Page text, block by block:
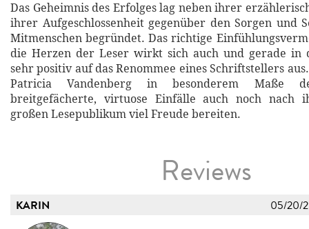
Das Geheimnis des Erfolges lag neben ihrer
ihrer Aufgeschlossenheit gegenüber den Sorgen und
Mitmenschen begründet. Das richtige
die Herzen der Leser wirkt sich auch und gerade in
sehr positiv auf das Renommee eines Schriftstellers
Patricia Vandenberg in besonderem Maße
breitgefächerte, virtuose Einfälle auch noch nach
großen Lesepublikum viel Freude bereiten.
Reviews
KARIN 05/20/